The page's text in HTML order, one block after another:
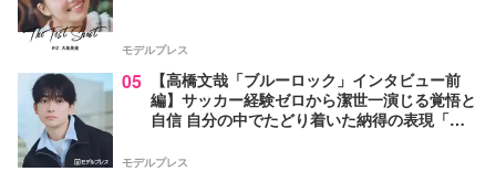
モデルプレス
05
【高橋文哉「ブルーロック」インタビュー前
編】サッカー経験ゼロから潔世一演じる覚悟と
自信 自分の中でたどり着いた納得の表現「一
モデルプレス